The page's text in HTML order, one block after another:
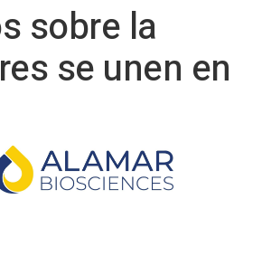
sobre la
se unen en